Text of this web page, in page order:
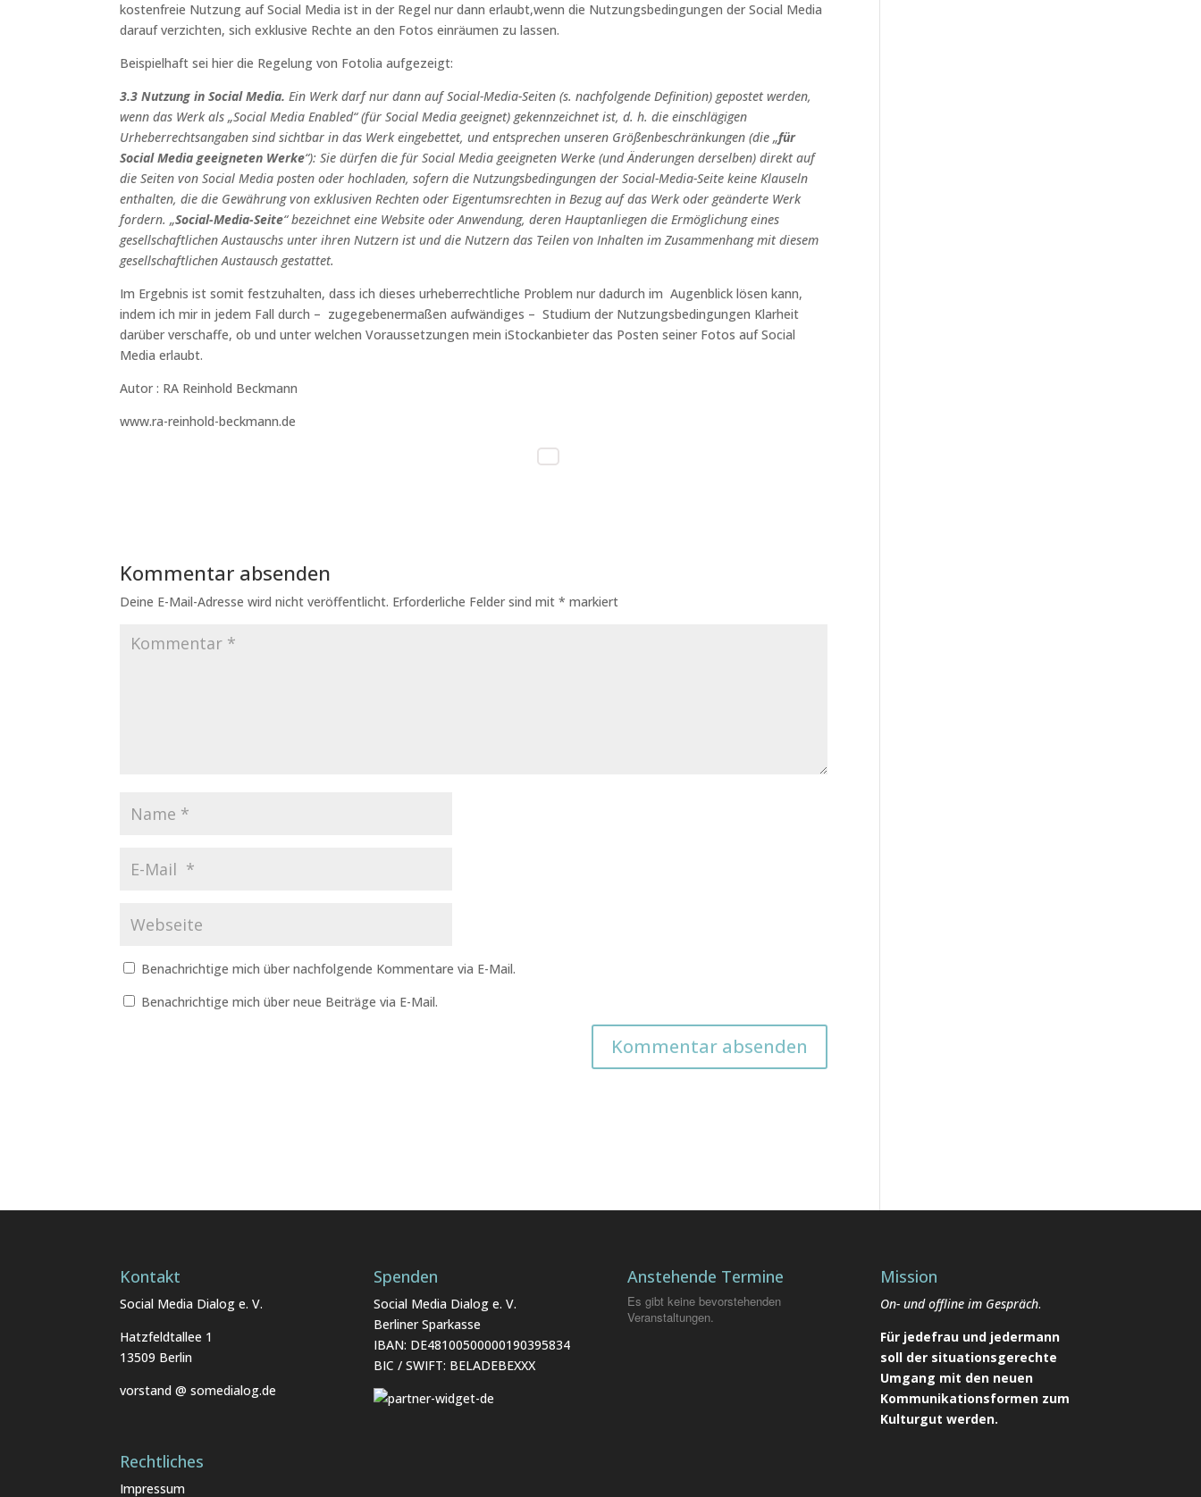
kostenfreie Nutzung auf Social Media ist in der Regel nur dann erlaubt,wenn die Nutzungsbedingungen der Social Media
darauf verzichten, sich exklusive Rechte an den Fotos einräumen zu lassen.
Beispielhaft sei hier die Regelung von Fotolia aufgezeigt:
3.3 Nutzung in Social Media. Ein Werk darf nur dann auf Social-Media-Seiten (s. nachfolgende Definition) gepostet werden,
wenn das Werk als „Social Media Enabled“ (für Social Media geeignet) gekennzeichnet ist, d. h. die einschlägigen
Urheberrechtsangaben sind sichtbar in das Werk eingebettet, und entsprechen unseren Größenbeschränkungen (die „für
Social Media geeigneten Werke“): Sie dürfen die für Social Media geeigneten Werke (und Änderungen derselben) direkt auf
die Seiten von Social Media posten oder hochladen, sofern die Nutzungsbedingungen der Social-Media-Seite keine Klauseln
enthalten, die die Gewährung von exklusiven Rechten oder Eigentumsrechten in Bezug auf das Werk oder geänderte Werk
fordern. „Social-Media-Seite“ bezeichnet eine Website oder Anwendung, deren Hauptanliegen die Ermöglichung eines
gesellschaftlichen Austauschs unter ihren Nutzern ist und die Nutzern das Teilen von Inhalten im Zusammenhang mit diesem
gesellschaftlichen Austausch gestattet.
Im Ergebnis ist somit festzuhalten, dass ich dieses urheberrechtliche Problem nur dadurch im Augenblick lösen kann,
indem ich mir in jedem Fall durch – zugegebenermaßen aufwändiges – Studium der Nutzungsbedingungen Klarheit
darüber verschaffe, ob und unter welchen Voraussetzungen mein iStockanbieter das Posten seiner Fotos auf Social
Media erlaubt.
Autor : RA Reinhold Beckmann
www.ra-reinhold-beckmann.de
Kommentar absenden
Deine E-Mail-Adresse wird nicht veröffentlicht. Erforderliche Felder sind mit* markiert
Benachrichtige mich über nachfolgende Kommentare via E-Mail.
Benachrichtige mich über neue Beiträge via E-Mail.
Kontakt
Social Media Dialog e. V.
Hatzfeldtallee 1
13509 Berlin
vorstand @ somedialog.de
Rechtliches
Impressum
Spenden
Social Media Dialog e. V.
Berliner Sparkasse
IBAN: DE48100500000190395834
BIC / SWIFT: BELADEBEXXX
Anstehende Termine
Es gibt keine bevorstehenden
Veranstaltungen.
Mission
On- und offline im Gespräch.
Für jedefrau und jedermann
soll der situationsgerechte
Umgang mit den neuen
Kommunikationsformen zum
Kulturgut werden.